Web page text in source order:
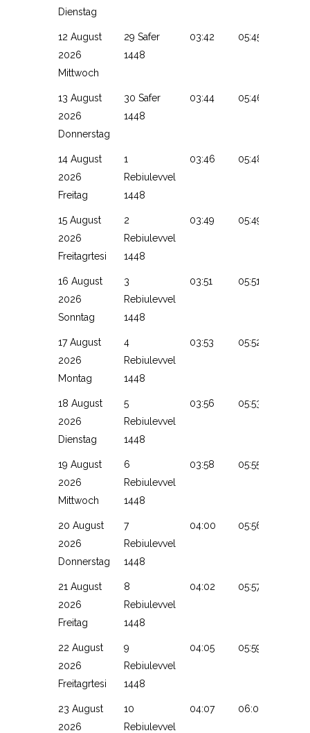
Dienstag
12 August
2026
Mittwoch
29 Safer
1448
03:42 05:45
13 August
2026
Donnerstag
30 Safer
1448
03:44 05:46
14 August
2026
Freitag
1
Rebiulevvel
1448
03:46 05:48
15 August
2026
Freitagrtesi
2
Rebiulevvel
1448
03:49 05:49
16 August
2026
Sonntag
3
Rebiulevvel
1448
03:51 05:51
17 August
2026
Montag
4
Rebiulevvel
1448
03:53 05:52
18 August
2026
Dienstag
5
Rebiulevvel
1448
03:56 05:53
19 August
2026
Mittwoch
6
Rebiulevvel
1448
03:58 05:55
20 August
2026
Donnerstag
7
Rebiulevvel
1448
04:00 05:56
21 August
2026
Freitag
8
Rebiulevvel
1448
04:02 05:57
22 August
2026
Freitagrtesi
9
Rebiulevvel
1448
04:05 05:59
23 August
2026
10
Rebiulevvel
04:07 06:00